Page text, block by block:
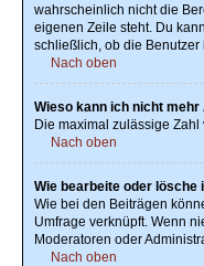
wahrscheinlich nicht die
eigenen Zeile steht. Du
schließlich, ob die Benutzer
Nach oben
Wieso kann ich nicht
Die maximal zulässige
Nach oben
Wie bearbeite oder lösche
Wie bei den Beiträgen
Umfrage verknüpft. Wenn
Moderatoren oder
Nach oben